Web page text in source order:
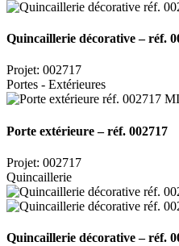
Quincaillerie décorative – réf.
Projet: 002717
Portes - Extérieures
Porte extérieure – réf. 002717
Projet: 002717
Quincaillerie
Quincaillerie décorative – réf.